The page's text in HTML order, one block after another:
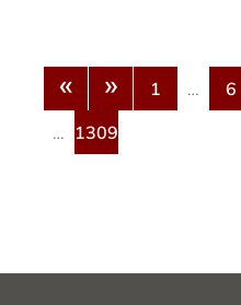
« » 1 … 6
… 1309